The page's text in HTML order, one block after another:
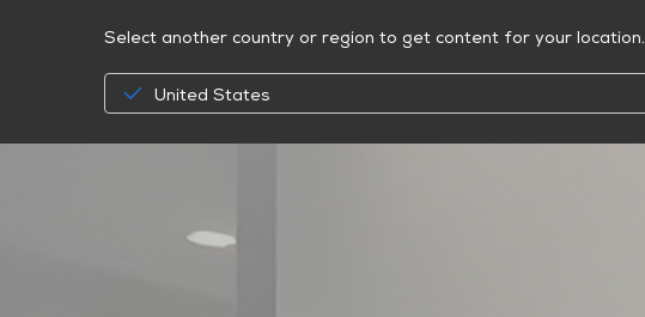
Select another country or region to get content for your location.
United States